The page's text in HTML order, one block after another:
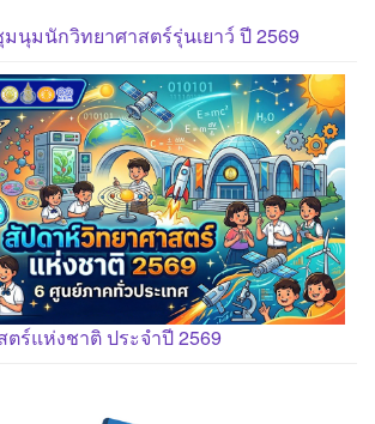
นุมนักวิทยาศาสตร์รุ่นเยาว์ ปี 2569
ร์แห่งชาติ ประจำปี 2569